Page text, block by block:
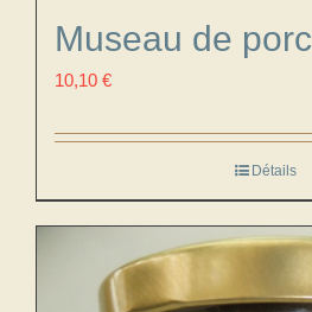
Museau de porc
10,10 €
Détails